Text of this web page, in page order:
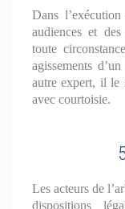
Dans
audiences et
toute
agissements
autre expert, il le
avec courtoisie.
Les acteurs de
dispositions